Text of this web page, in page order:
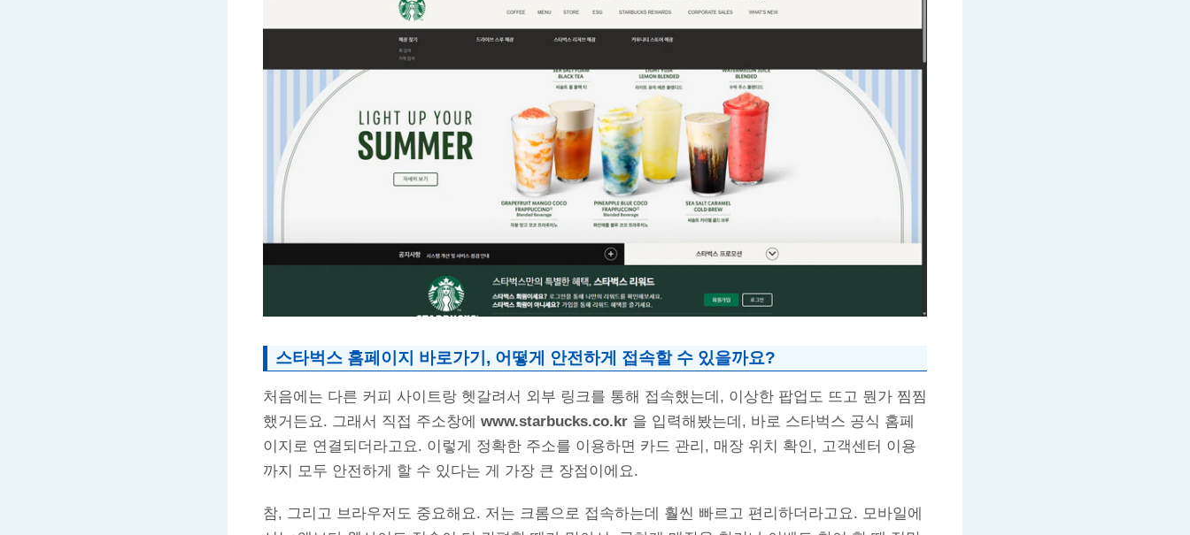
스타벅스 홈페이지 바로가기, 어떻게 안전하게 접속할 수 있을까요?
처음에는 다른 커피 사이트랑 헷갈려서 외부 링크를 통해 접속했는데, 이상한 팝업도 뜨고 뭔가 찜찜
했거든요. 그래서 직접 주소창에 www.starbucks.co.kr 을 입력해봤는데, 바로 스타벅스 공식 홈페
이지로 연결되더라고요. 이렇게 정확한 주소를 이용하면 카드 관리, 매장 위치 확인, 고객센터 이용
까지 모두 안전하게 할 수 있다는 게 가장 큰 장점이에요.
참, 그리고 브라우저도 중요해요. 저는 크롬으로 접속하는데 훨씬 빠르고 편리하더라고요. 모바일에